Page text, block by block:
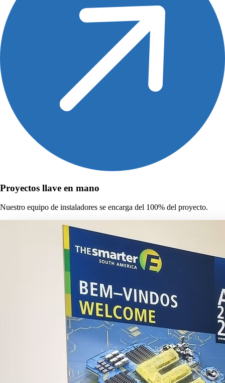
Proyectos llave en mano
Nuestro equipo de instaladores se encarga del 100% del proyecto.